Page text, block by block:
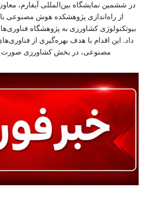
در ششمین نمایشگاه بین‌المللی آیفارم،
از راه‌اندازی پژوهشکده هوش مصنوعی با
بیوتکنولوژی کشاورزی به پژوهشگاه
داد. این اقدام با هدف بهره‌گیری از
مصنوعی، در بخش کشاورزی صورت